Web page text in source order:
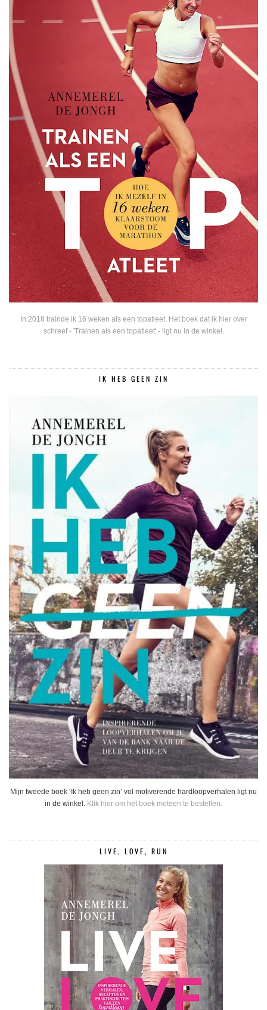
In 2018 trainde ik 16 weken als een topatleet. Het boek dat ik hier over
schreef - 'Trainen als een topatleet' - ligt nu in de winkel.
IK HEB GEEN ZIN
Mijn tweede boek ‘Ik heb geen zin’ vol motiverende hardloopverhalen ligt nu
in de winkel. Klik hier om het boek meteen te bestellen.
LIVE, LOVE, RUN